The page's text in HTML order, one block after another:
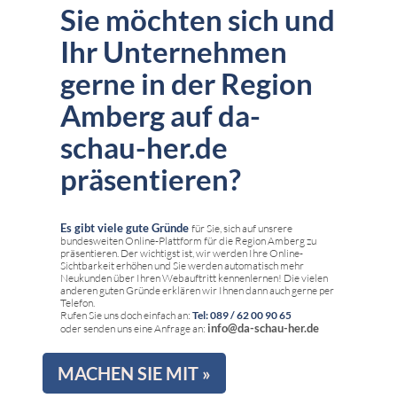
Sie möchten sich und
Ihr Unternehmen
gerne in der Region
Amberg auf da-
schau-her.de
präsentieren?
Es gibt viele gute Gründe für Sie, sich auf unsrere
bundesweiten Online-Plattform für die Region Amberg zu
präsentieren. Der wichtigst ist, wir werden Ihre Online-
Sichtbarkeit erhöhen und Sie werden automatisch mehr
Neukunden über Ihren Webauftritt kennenlernen! Die vielen
anderen guten Gründe erklären wir Ihnen dann auch gerne per
Telefon.
Rufen Sie uns doch einfach an: Tel: 089 / 62 00 90 65
oder senden uns eine Anfrage an: info@da-schau-her.de
MACHEN SIE MIT »